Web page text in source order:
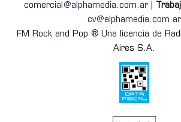
comercial@alphamedia.com.ar
cv@alphamedia.com.ar
FM Rock and Pop ® Una licencia de
Aires S.A.